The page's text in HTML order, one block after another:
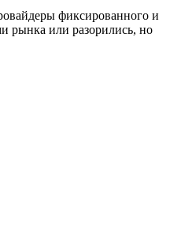
фиксированного и
рынка или разорились, но